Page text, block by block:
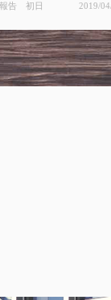
報告 初日 2019/04/
日